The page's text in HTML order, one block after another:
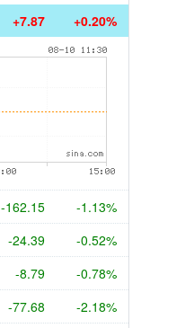
+7.87 +0.20%
-162.15 -1.13%
-24.39 -0.52%
-8.79 -0.78%
-77.68 -2.18%